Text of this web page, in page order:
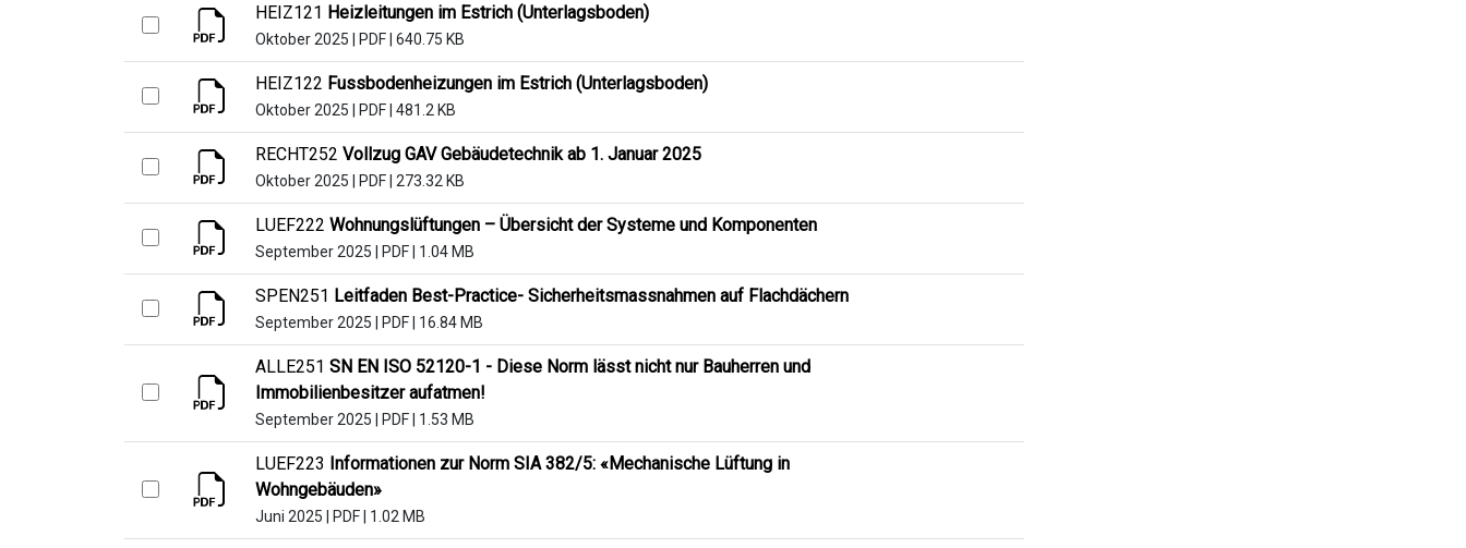
HEIZ121 Heizleitungen im Estrich (Unterlagsboden)
Oktober 2025 PDF 640.75 KB
HEIZ122 Fussbodenheizungen im Estrich (Unterlagsboden)
Oktober 2025 PDF 481.2 KB
RECHT252 Vollzug GAV Gebäudetechnik ab 1. Januar 2025
Oktober 2025 PDF 273.32 KB
LUEF222 Wohnungslüftungen – Übersicht der Systeme und Komponenten
September 2025 PDF 1.04 MB
SPEN251 Leitfaden Best-Practice- Sicherheitsmassnahmen auf Flachdächern
September 2025 PDF 16.84 MB
ALLE251 SN EN ISO 52120-1 - Diese Norm lässt nicht nur Bauherren und
Immobilienbesitzer aufatmen!
September 2025 PDF 1.53 MB
LUEF223 Informationen zur Norm SIA 382/5: «Mechanische Lüftung in
Wohngebäuden»
Juni 2025 PDF 1.02 MB